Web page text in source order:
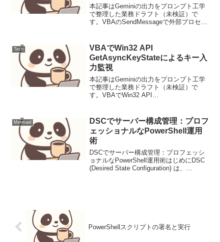
本記事はGeminiの出力をプロンプト工学
で整理した業務ドラフト（未検証）で
す。VBAのSendMessageで外部プロセス
Win32 APIを介して外部アプリケーショ
ン...
Tech
VBAでWin32 API
GetAsyncKeyStateによるキー入
力監視
本記事はGeminiの出力をプロンプト工学
で整理した業務ドラフト（未検証）で
す。VBAでWin32 API
Officeアプリケーション（Exc...
Mermaid
DSCでサーバー構成管理：プロフ
ェッショナルなPowerShell運用
術
DSCでサーバー構成管理：プロフェッシ
ョナルなPowerShell運用術はじめにDSC
(Desired State Configuration) は、
PowerShellスクリプトの署名と実行